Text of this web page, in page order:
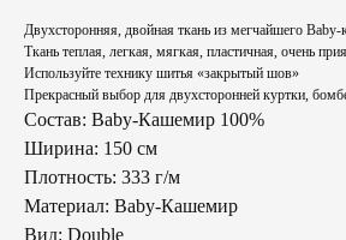
Двухсторонняя, двойная ткань из мегчайшего
Ткань теплая, легкая, мягкая, пластичная, очень
Используйте технику шитья «закрытый шов»
Прекрасный выбор для двухсторонней куртки,
Состав: Baby-Кашемир 100%
Ширина: 150 см
Плотность: 333 г/м
Материал: Baby-Кашемир
Вид: Double